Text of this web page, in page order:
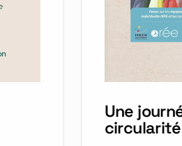
Une
circularité